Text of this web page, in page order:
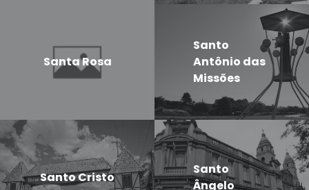
Santa Rosa
Santo
Antônio das
Missões
Santo Cristo
Santo
Ângelo